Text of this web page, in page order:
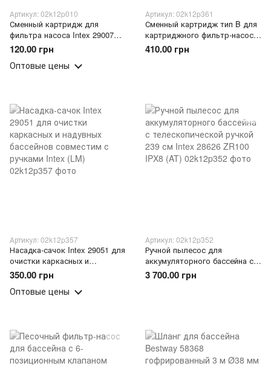
Артикул: 02k12p010
Сменный картридж для
фильтра насоса Intex 29007
(LM)
120.00 грн
Оптовые цены
Артикул: 02k12p361
Сменный картридж тип B для
картриджного фильтр-насоса,
фильтр для бассейна Intex
29005 2 шт 14.5×25 см (LM)
410.00 грн
Артикул: 02k12p357
Насадка-сачок Intex 29051 для
очистки каркасных и
надувных бассейнов
совместим с ручками Intex
(LM)
350.00 грн
Оптовые цены
Артикул: 02k12p352
Ручной пылесос для
аккумуляторного бассейна с
телескопической ручкой 239
см Intex 28626 ZR100 IPX8 (AT)
3 700.00 грн